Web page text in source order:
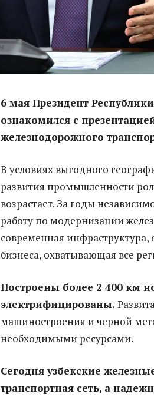
6 мая Президент
ознакомился с
железнодорожного
В условиях выгодного
развития промышленности
возрастает. За годы
работу по модернизации
современная
бизнеса, охватывающая все
Построены более 2 400 км
электрифицированы.
машиностроения и черной
необходимыми ресурсами.
Сегодня узбекские
транспортная сеть, а